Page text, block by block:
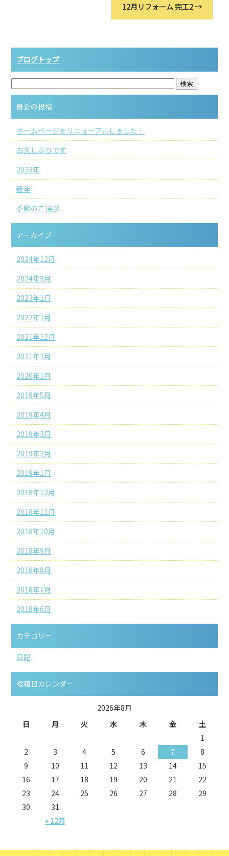
12月リフォーム 完工2→
ブログトップ
最近の投稿
ホームページをリニューアルしました！
お久しぶりです
2023年
新年
季節のご挨拶
アーカイブ
2024年12月
2024年9月
2023年1月
2022年1月
2021年12月
2021年1月
2020年1月
2019年5月
2019年4月
2019年3月
2019年2月
2019年1月
2018年12月
2018年11月
2018年10月
2018年9月
2018年8月
2018年7月
2018年6月
カテゴリー
日記
投稿日カレンダー
2026年8月
日
月 火 水 木 金 土
« 12月
1
2
3 4 5 6 7
8
9
10 11 12 13 14
15
16
17 18 19 20 21
22
23
24 25 26 27 28
29
30
31